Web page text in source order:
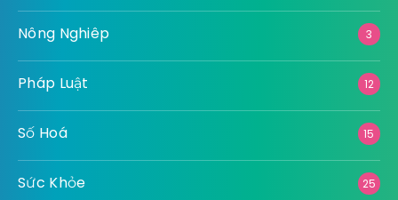
Nông Nghiêp 3
Pháp Luật 12
Số Hoá 15
Sức Khỏe 25